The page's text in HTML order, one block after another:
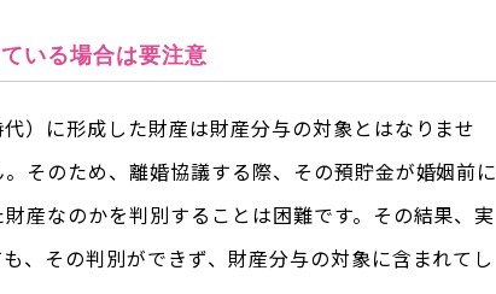
いる場合は要注意
）に形成した財産は財産分与の対象とはなりませ
そのため、離婚協議する際、その預貯金が婚姻前に
産なのかを判別することは困難です。その結果、実
、その判別ができず、財産分与の対象に含まれてし